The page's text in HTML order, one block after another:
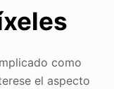
como
el aspecto